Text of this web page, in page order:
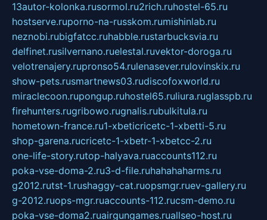
13autor-kolonka.rusormol.ru2rich.ruhostel-65.ru
hostserve.ruporno-na-russkom.rumishinlab.ru
neznobi.rubigfatcc.ruhabble.rustarbucksvia.ru
delfinet.rusilvernano.ruelestal.ruvektor-doroga.ru
velotrenajery.rupronso54.rulenasever.rulovinskix.ru
show-pets.rusmartnews03.rudiscofoxworld.ru
miraclecoon.rupongup.ruhostel65.ruliura.ruglasspb.ru
firehunters.rugribowo.rugnalis.rubulkitula.ru
hometown-france.ru1-xbeticricetc-1-xbetti-5.ru
shop-garena.rucricetc-1-xbetr-1-xbetcc-2.ru
one-life-story.rutop-halyava.ruaccounts112.ru
poka-vse-doma-2.ru3-d-file.ruhahahaharms.ru
g2012.rutst-1.rushaggy-cat.ruopsmgr.ruev-gallery.ru
g-2012.ruops-mgr.ruaccounts-112.rucsm-demo.ru
poka-vse-doma2.ruairgungames.ruallseo-host.ru